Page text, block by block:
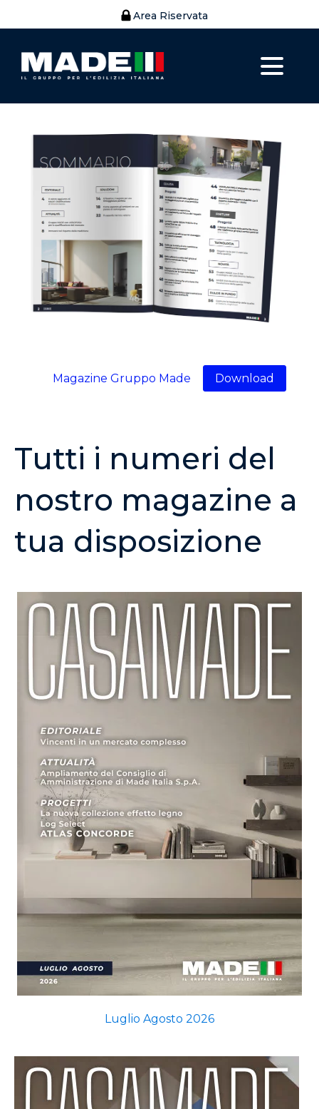
Area Riservata
Magazine Gruppo Made Download
Tutti i numeri del
nostro magazine a
tua disposizione
Luglio Agosto 2026